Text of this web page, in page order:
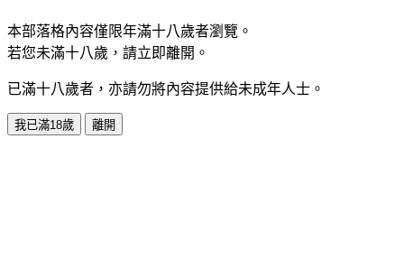
本部落格內容僅限年滿十八歲者瀏覽。
若您未滿十八歲，請立即離開。
已滿十八歲者，亦請勿將內容提供給未成年人士。
我已滿18歲 離開